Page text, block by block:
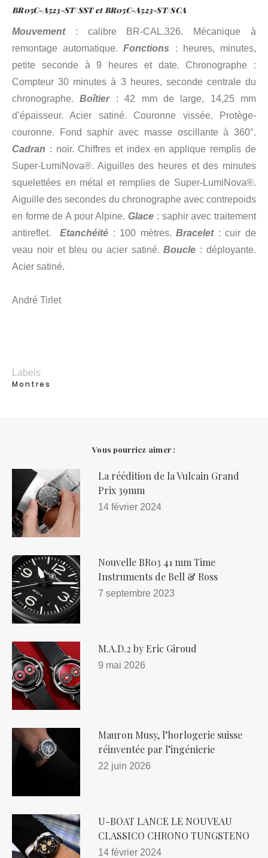
BR05C-A523-ST/SST et BR05C-A523-ST/SCA
Mouvement: calibre BR-CAL.326. Mécanique à
remontage automatique.Fonctions : heures, minutes,
petite seconde à 9 heures et date. Chronographe :
Compteur 30 minutes à 3 heures, seconde centrale du
chronographe.Boîtier: 42 mm de large, 14,25 mm
d’épaisseur. Acier satiné. Couronne vissée. Protège-
couronne. Fond saphir avec masse oscillante à 360°.
Cadran : noir. Chiffres et index en applique remplis de
Super-LumiNova®. Aiguilles des heures et des minutes
squelettées en métal et remplies de Super-LumiNova®.
Aiguille des secondes du chronographe avec contrepoids
en forme de A pour Alpine.Glace : saphir avec traitement
antireflet.Etanchéité : 100 mètres.Bracelet: cuir de
veau noir et bleu ou acier satiné.Boucle : déployante.
Acier satiné.
André Tirlet
Labels
Montres
Vous pourriez aimer :
La réédition de la Vulcain Grand
Prix 39mm
14 février 2024
Nouvelle BR03 41 mm Time
Instruments de Bell & Ross
7 septembre 2023
M.A.D.2 by Eric Giroud
9 mai 2026
Mauron Musy, l’horlogerie suisse
réinventée par l’ingénierie
22 juin 2026
U-BOAT LANCE LE NOUVEAU
CLASSICO CHRONO TUNGSTENO
14 février 2024